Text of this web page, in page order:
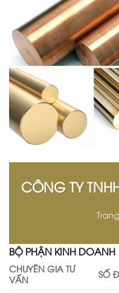
CÔNG TY
BỘ PHẬN KINH DOANH
CHUYÊN GIA TƯ
VẤN
SỐ